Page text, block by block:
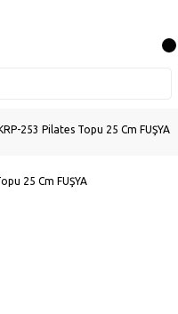
253 Pilates Topu 25 Cm FUŞYA